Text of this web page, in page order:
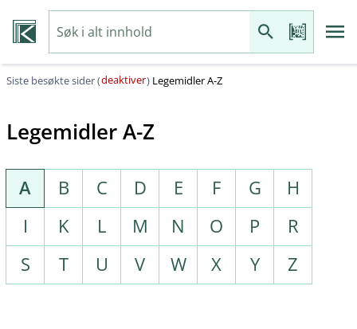
Siste besøkte sider (deaktiver) Legemidler A-Z
Legemidler A-Z
A B C D E F G
H
I
K L M N O P
R
S
T U V W X Y Z